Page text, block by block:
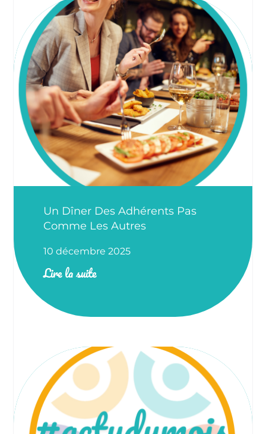
Un Dîner Des Adhérents Pas
Comme Les Autres
10 décembre 2025
Lire la suite